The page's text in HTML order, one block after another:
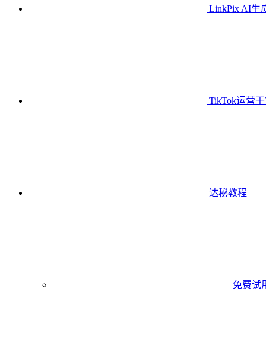
LinkPix AI生
TikTok运营
达秘教程
免费试